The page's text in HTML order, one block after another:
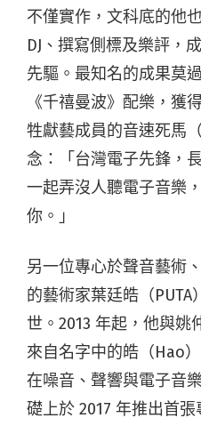
不僅實作，文科底的他
DJ、撰寫側標及樂評，
先驅。最知名的成果莫
《千禧曼波》配樂，獲
牲獻藝成員的音速死馬
念：「台灣電子先鋒，
一起弄沒人聽電子音樂
你。」
另一位專心於聲音藝術
的藝術家葉廷皓（PUTA
世。2013 年起，他與姚
來自名字中的皓（Hao
在噪音、聲響與電子音
礎上於 2017 年推出首